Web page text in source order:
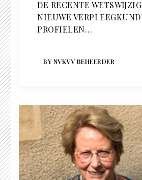
DE RECENTE
NIEUWE
PROFIELEN…
BY NVKVV BEHEERDER